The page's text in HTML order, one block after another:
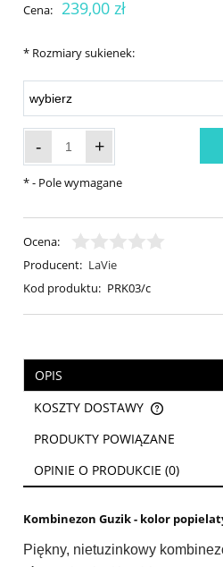
Cena: 239,00 zł
* Rozmiary sukienek:
- +
*- Pole wymagane
Ocena:
Producent: LaVie
Kod produktu: PRK03/c
OPIS
KOSZTY DOSTAWY
CENA NIE ZAWIERA
PRODUKTY POWIĄZANE
OPINIE O PRODUKCIE (0)
Kombinezon Guzik - kolor
Piękny, nietuzinkowy